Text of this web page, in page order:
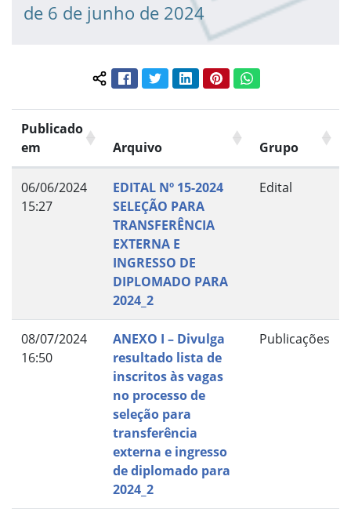
de 6 de junho de 2024
Compartilhar conteúdo:
FacebookTwitterLinkedInPinterestWhatsApp
Publicado
em
Arquivo Grupo
06/06/2024
15:27
EDITAL Nº 15-2024
SELEÇÃO PARA
TRANSFERÊNCIA
EXTERNA E
INGRESSO DE
DIPLOMADO PARA
2024_2
Edital
08/07/2024
16:50
ANEXO I – Divulga
resultado lista de
inscritos às vagas
no processo de
seleção para
transferência
externa e ingresso
de diplomado para
2024_2
Publicações